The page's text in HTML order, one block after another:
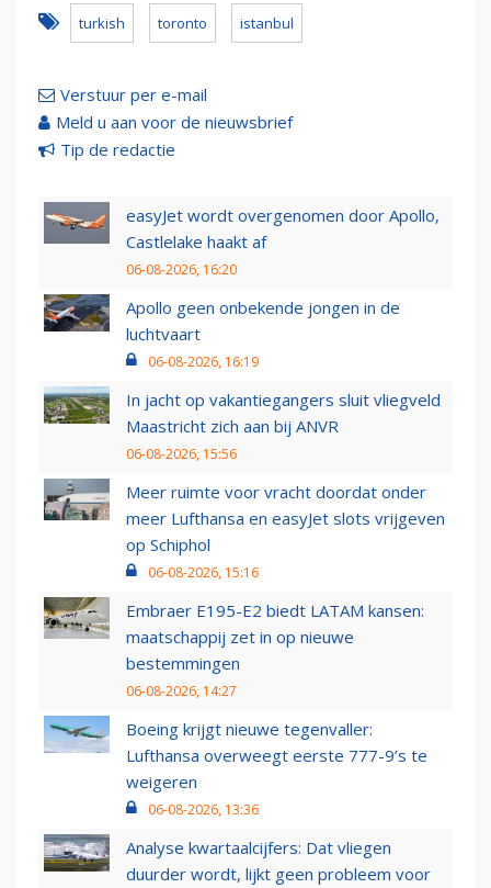
turkish toronto istanbul
Verstuur per e-mail
Meld u aan voor de nieuwsbrief
Tip de redactie
easyJet wordt overgenomen door Apollo,
Castlelake haakt af
06-08-2026, 16:20
Apollo geen onbekende jongen in de
luchtvaart
06-08-2026, 16:19
In jacht op vakantiegangers sluit vliegveld
Maastricht zich aan bij ANVR
06-08-2026, 15:56
Meer ruimte voor vracht doordat onder
meer Lufthansa en easyJet slots vrijgeven
op Schiphol
06-08-2026, 15:16
Embraer E195-E2 biedt LATAM kansen:
maatschappij zet in op nieuwe
bestemmingen
06-08-2026, 14:27
Boeing krijgt nieuwe tegenvaller:
Lufthansa overweegt eerste 777-9’s te
weigeren
06-08-2026, 13:36
Analyse kwartaalcijfers: Dat vliegen
duurder wordt, lijkt geen probleem voor